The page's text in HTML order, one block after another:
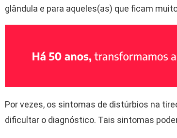
glândula e para aqueles(as) que ficam
Por vezes, os sintomas de distúrbios na
dificultar o diagnóstico. Tais sintomas